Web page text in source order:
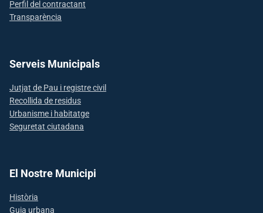
Perfil del contractant
Transparència
Serveis Municipals
Jutjat de Pau i registre civil
Recollida de residus
Urbanisme i habitatge
Seguretat ciutadana
El Nostre Municipi
Història
Guia urbana